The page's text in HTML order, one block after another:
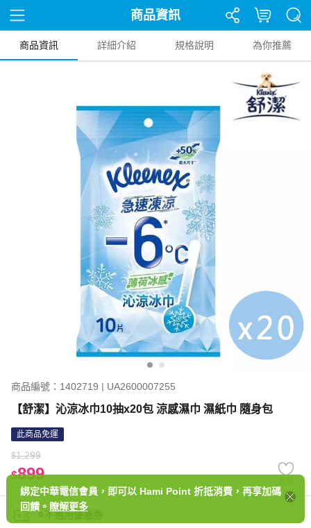
商品資訊
商品資訊 詳細介紹 規格說明 為你推薦
商品編號：1402719 | UA2600007255
【舒潔】沁涼冰巾10抽x20包 涼感濕巾 濕紙巾 隨身包
此商品免運
$1,299
$899
※不適用優惠券
綁定中華電信會員，即可以 Hami Point 折抵消費，再享加碼
回饋。 瞭解更多